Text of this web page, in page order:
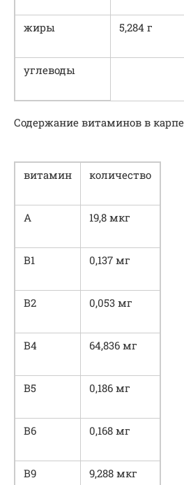
жиры 5,284 г
углеводы
Содержание витаминов в
витамин количество
А 19,8 мкг
В1 0,137 мг
В2 0,053 мг
В4 64,836 мг
В5 0,186 мг
В6 0,168 мг
В9 9,288 мкг